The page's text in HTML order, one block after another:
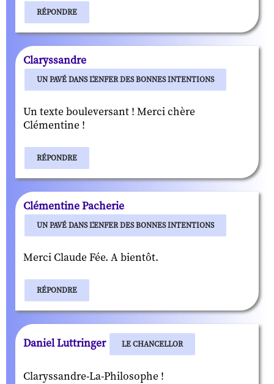
RÉPONDRE
Claryssandre
UN PAVÉ DANS L'ENFER DES BONNES INTENTIONS
Un texte bouleversant ! Merci chère
Clémentine !
RÉPONDRE
Clémentine Pacherie
UN PAVÉ DANS L'ENFER DES BONNES INTENTIONS
Merci Claude Fée. A bientôt.
RÉPONDRE
Daniel Luttringer LE CHANCELLOR
Claryssandre-La-Philosophe !